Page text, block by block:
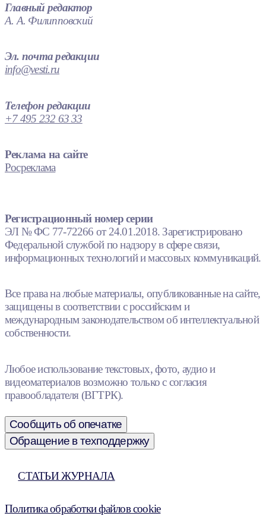
Главный редактор
А. А. Филипповский
Эл. почта редакции
info@vesti.ru
Телефон редакции
+7 495 232 63 33
Реклама на сайте
Росреклама
Регистрационный номер серии
ЭЛ № ФС 77-72266 от 24.01.2018. Зарегистрировано
Федеральной службой по надзору в сфере связи,
информационных технологий и массовых коммуникаций.
Все права на любые материалы, опубликованные на сайте,
защищены в соответствии с российским и
международным законодательством об интеллектуальной
собственности.
Любое использование текстовых, фото, аудио и
видеоматериалов возможно только с согласия
правообладателя (ВГТРК).
Сообщить об опечатке
Обращение в техподдержку
СТАТЬИ ЖУРНАЛА
Политика обработки файлов cookie